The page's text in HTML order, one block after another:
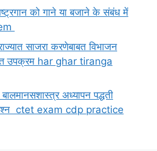
को गाने या बजाने के संबंध में
साजरा करणेबाबत विभाजन
उपक्रम har ghar tiranga
अध्यापन पद्धती
प्रश्न ctet exam cdp practice